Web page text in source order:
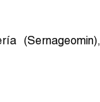
(Sernageomin),